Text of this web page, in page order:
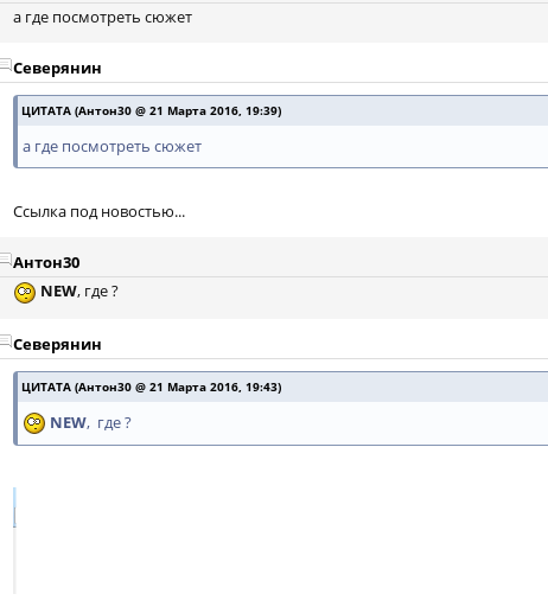
а где посмотреть сюжет
Северянин
ЦИТАТА (Антон30 @ 21 Марта 2016, 19:39)
а где посмотреть сюжет
Ссылка под новостью...
Антон30
NEW, где ?
Северянин
ЦИТАТА (Антон30 @ 21 Марта 2016, 19:43)
NEW, где ?